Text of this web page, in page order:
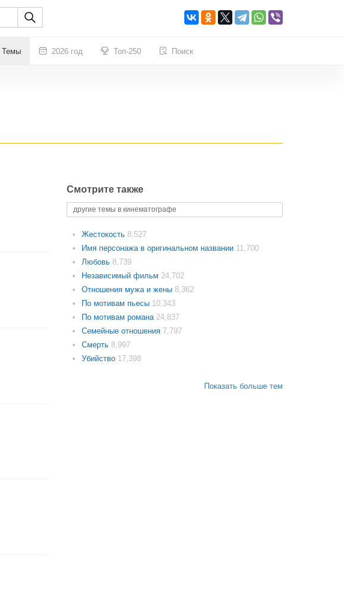
Темы 2026 год Топ-250 Поиск
Смотрите также
другие темы в кинематографе
Жестокость 8,527
Имя персонажа в оригинальном названии 11,700
Любовь 8,739
Независимый фильм 24,702
Отношения мужа и жены 8,362
По мотивам пьесы 10,343
По мотивам романа 24,837
Семейные отношения 7,797
Смерть 8,997
Убийство 17,398
Показать больше тем